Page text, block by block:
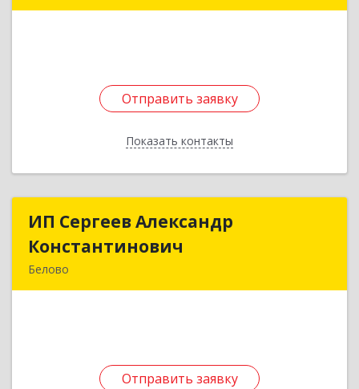
Отправить заявку
Показать контакты
Отправить заявку
Назад
ИП Сергеев Александр
Константинович
Белово
Отправить заявку
ИП Сергеев Александр
Константинович
Отправить заявку